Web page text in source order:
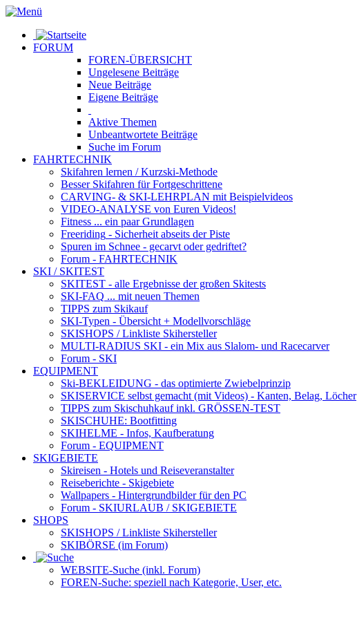
FORUM
FOREN-ÜBERSICHT
Ungelesene Beiträge
Neue Beiträge
Eigene Beiträge
Aktive Themen
Unbeantwortete Beiträge
Suche im Forum
FAHRTECHNIK
Skifahren lernen / Kurzski-Methode
Besser Skifahren für Fortgeschrittene
CARVING- & SKI-LEHRPLAN mit Beispielvideos
VIDEO-ANALYSE von Euren Videos!
Fitness ... ein paar Grundlagen
Freeriding - Sicherheit abseits der Piste
Spuren im Schnee - gecarvt oder gedriftet?
Forum - FAHRTECHNIK
SKI / SKITEST
SKITEST - alle Ergebnisse der großen Skitests
SKI-FAQ ... mit neuen Themen
TIPPS zum Skikauf
SKI-Typen - Übersicht + Modellvorschläge
SKISHOPS / Linkliste Skihersteller
MULTI-RADIUS SKI - ein Mix aus Slalom- und Racecarver
Forum - SKI
EQUIPMENT
Ski-BEKLEIDUNG - das optimierte Zwiebelprinzip
SKISERVICE selbst gemacht (mit Videos) - Kanten, Belag, Löcher
TIPPS zum Skischuhkaufinkl. GRÖSSEN-TEST
SKISCHUHE: Bootfitting
SKIHELME - Infos, Kaufberatung
Forum - EQUIPMENT
SKIGEBIETE
Skireisen - Hotels und Reiseveranstalter
Reiseberichte - Skigebiete
Wallpapers - Hintergrundbilder für den PC
Forum - SKIURLAUB / SKIGEBIETE
SHOPS
SKISHOPS / Linkliste Skihersteller
SKIBÖRSE (im Forum)
WEBSITE-Suche (inkl. Forum)
FOREN-Suche: speziell nach Kategorie, User, etc.